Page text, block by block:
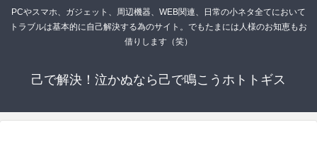
PCやスマホ、ガジェット、周辺機器、WEB関連、日常の小ネタ全てにおいて
トラブルは基本的に自己解決する為のサイト。でもたまには人様のお知恵もお
借りします（笑）
己で解決！泣かぬなら己で鳴こうホトトギス